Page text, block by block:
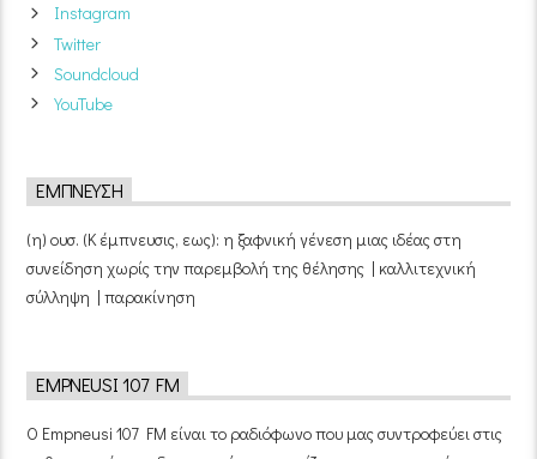
Instagram
Twitter
Soundcloud
YouTube
ΈΜΠΝΕΥΣΗ
(η) ουσ. (Κ έμπνευσις, εως): η ξαφνική γένεση μιας ιδέας στη
συνείδηση χωρίς την παρεμβολή της θέλησης | καλλιτεχνική
σύλληψη | παρακίνηση
EMPNEUSI 107 FM
Ο Empneusi 107 FM είναι το ραδιόφωνο που μας συντροφεύει στις